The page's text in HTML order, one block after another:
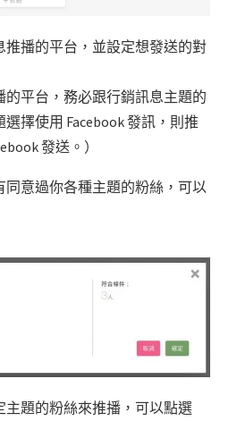
推播的平台，並設定想發送的對
的平台，務必跟行銷訊息主題的
擇使用 Facebook 發訊，則推
發送。）
同意過你各種主題的粉絲，可以
主題的粉絲來推播，可以點選